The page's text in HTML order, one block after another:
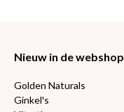
Nieuw in de webshop
Golden Naturals
Ginkel's